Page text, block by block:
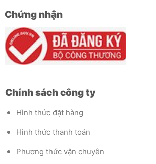
Chứng nhận
Chính sách công ty
Hình thức đặt hàng
Hình thức thanh toán
Phương thức vận chuyên